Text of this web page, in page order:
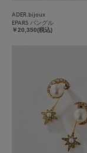
ADER.bijoux
EPARS バングル
￥20,350(税込)